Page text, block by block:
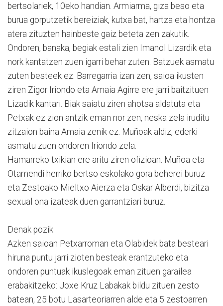
bertsolariek, 10eko handian. Armiarma, giza beso eta
burua gorputzetik bereiziak, kutxa bat, hartza eta hontza
atera zituzten hainbeste gaiz beteta zen zakutik.
Ondoren, banaka, begiak estali zien Imanol Lizardik eta
nork kantatzen zuen igarri behar zuten. Batzuek asmatu
zuten besteek ez. Barregarria izan zen, saioa ikusten
ziren Zigor Iriondo eta Amaia Agirre ere jarri baitzituen
Lizadik kantari. Biak saiatu ziren ahotsa aldatuta eta
Petxak ez zion antzik eman nor zen, neska zela iruditu
zitzaion baina Amaia zenik ez. Muñoak aldiz, ederki
asmatu zuen ondoren Iriondo zela.
Hamarreko txikian ere aritu ziren ofizioan: Muñoa eta
Otamendi herriko bertso eskolako gora beherei buruz
eta Zestoako Mieltxo Aierza eta Oskar Alberdi, bizitza
sexual ona izateak duen garrantziari buruz.
Denak pozik
Azken saioan Petxarroman eta Olabidek bata besteari
hiruna puntu jarri zioten besteak erantzuteko eta
ondoren puntuak ikuslegoak eman zituen garailea
erabakitzeko: Joxe Kruz Labakak bildu zituen zesto
batean, 25 botu Lasarteoriarren alde eta 5 zestoarren